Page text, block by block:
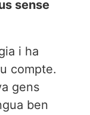
sense
i ha
compte.
gens
ben